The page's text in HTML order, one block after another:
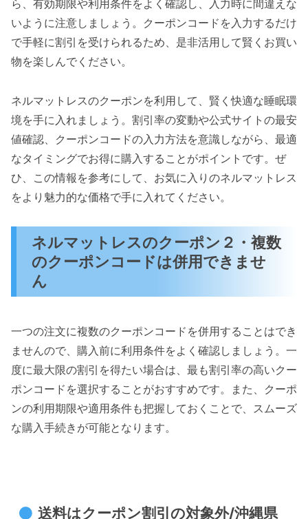
ら、有効期限や利用条件をよく確認し、入力時に間違えな
いように注意しましょう。クーポンコードを入力するだけ
で手軽に割引を受けられるため、是非活用して賢くお買い
物を楽しんでください。
ネルマットレスのクーポンを利用して、賢く快適な睡眠環
境を手に入れましょう。割引率の変動や公式サイトの最安
値確認、クーポンコードの入力方法を意識しながら、最適
なタイミングでお得に購入することがポイントです。ぜ
ひ、この情報を参考にして、お気に入りのネルマットレス
をより魅力的な価格で手に入れてください。
ネルマットレスのクーポン２・複数
のクーポンコードは併用できませ
ん
一つの注文に複数のクーポンコードを併用することはでき
ませんので、購入前に利用条件をよく確認しましょう。一
度に最大限の割引を得たい場合は、最も割引率の高いクー
ポンコードを選択することがおすすめです。また、クーポ
ンの利用期限や適用条件も把握しておくことで、スムーズ
な購入手続きが可能となります。
送料はクーポン割引の対象外/沖縄県